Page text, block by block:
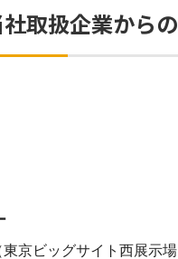
ソリュ
社取扱企業から
東京ビッグサイト西展示